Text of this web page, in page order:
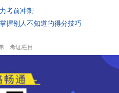
考前冲刺
握别人不知道的得分技巧
考证栏目